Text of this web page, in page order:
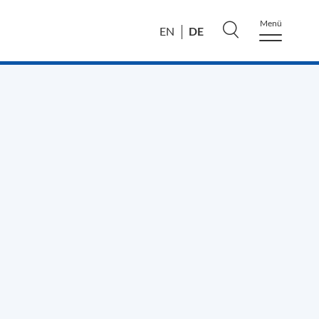
EN DE
Menü